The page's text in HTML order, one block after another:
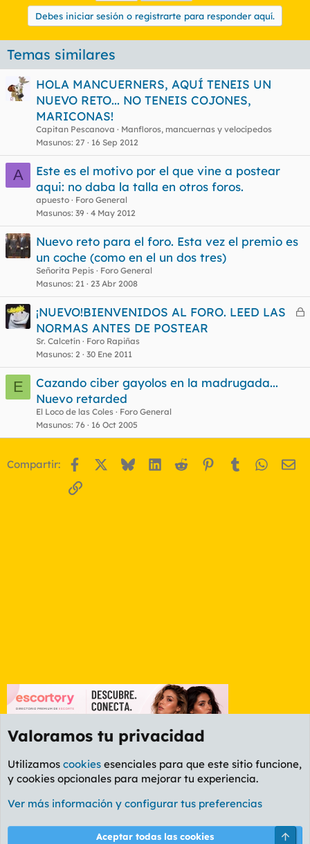
Debes iniciar sesión o registrarte para responder aquí.
Temas similares
HOLA MANCUERNERS, AQUÍ TENEIS UN
NUEVO RETO... NO TENEIS COJONES,
MARICONAS!
Capitan Pescanova
Manfloros, mancuernas y velocípedos
Masunos 27 16 Sep 2012
A
Este es el motivo por el que vine a postear
aqui: no daba la talla en otros foros.
apuesto
Foro General
Masunos 39 4 May 2012
Nuevo reto para el foro. Esta vez el premio es
un coche (como en el un dos tres)
Señorita Pepis
Foro General
Masunos 21 23 Abr 2008
C
a
¡NUEVO!BIENVENIDOS AL FORO. LEED LAS
NORMAS ANTES DE POSTEAR
Sr. Calcetín
Foro Rapiñas
Masunos 2 30 Ene 2011
E
Cazando ciber gayolos en la madrugada...
Nuevo retarded
El Loco de las Coles
Foro General
Masunos 76 16 Oct 2005
Compartir: Facebook BlueskyLinkedIn
Reddit Pinterest
Tumblr
Enlace
Foro General
Cookies
PL OLDSTYLE AMARILLO
Términos y reglas Política de privacidad Ayuda
Valoramos tu privacidad
Utilizamos cookies esenciales para que este sitio funcione,
y cookies opcionales para mejorar tu experiencia.
Ver más información y configurar tus preferencias
Aceptar todas las cookies